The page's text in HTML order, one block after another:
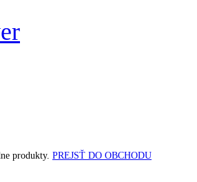
produkty. PREJSŤ DO OBCHODU